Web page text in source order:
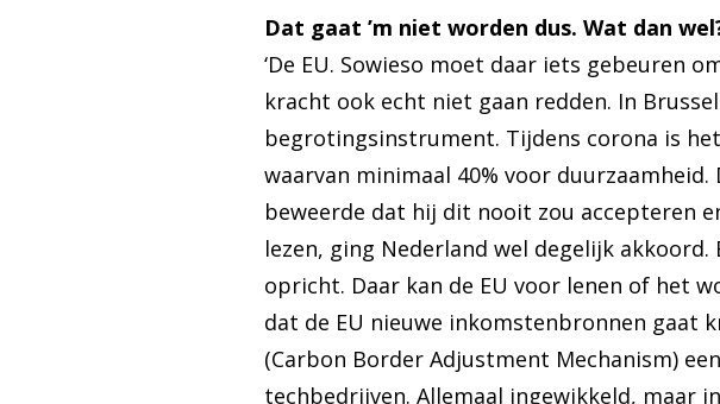
Dat gaat ’m niet worden dus. Wat dan
‘De EU. Sowieso moet daar iets gebeuren
kracht ook echt niet gaan redden. In
begrotingsinstrument. Tijdens corona is
waarvan minimaal 40% voor
beweerde dat hij dit nooit zou accepteren
lezen, ging Nederland wel degelijk
opricht. Daar kan de EU voor lenen of het
dat de EU nieuwe inkomstenbronnen gaat
(Carbon Border Adjustment Mechanism)
techbedrijven. Allemaal ingewikkeld, maar